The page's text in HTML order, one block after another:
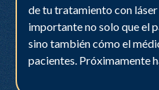
de tu tratamiento con
importante no solo que el
sino también cómo el
pacientes. Próximamente